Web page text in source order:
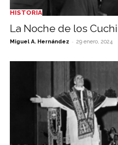
HISTORIA
La Noche de los
Miguel A. Hernández - 29 enero, 2024